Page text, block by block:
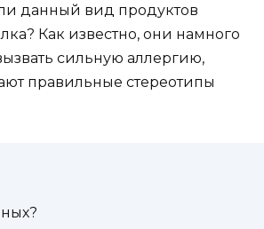
данный вид продуктов
Как известно, они намного
сильную аллергию,
правильные стереотипы